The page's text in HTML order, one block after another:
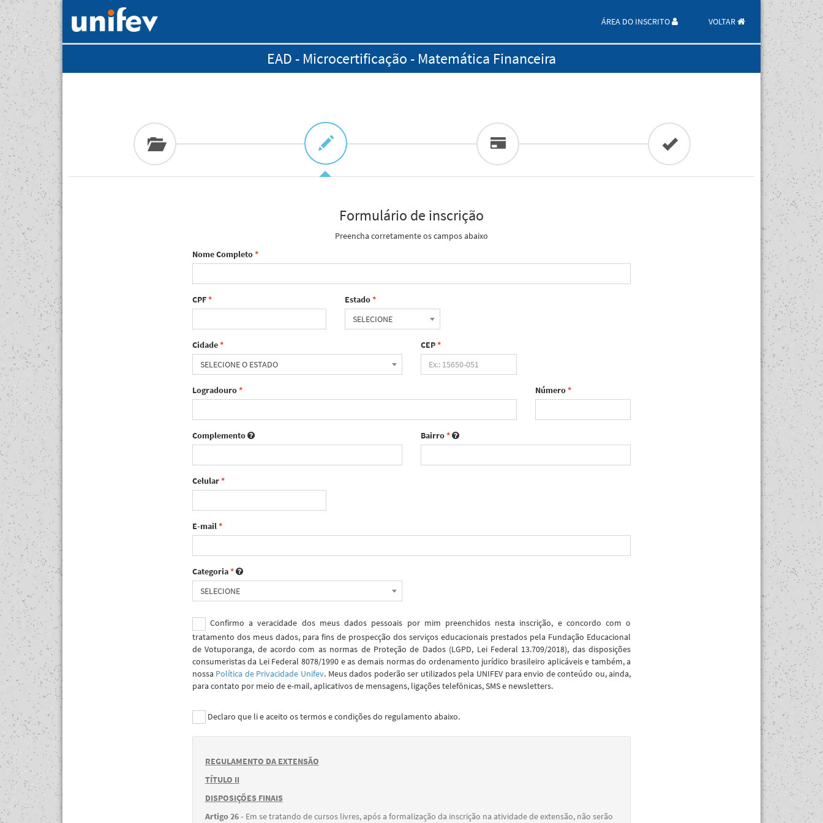
ÁREA DO INSCRITO VOLTAR
EAD - Microcertificação - Matemática Financeira
Formulário de inscrição
Preencha corretamente os campos abaixo
Nome Completo*
CPF* Estado*
SELECIONE
Cidade*
SELECIONE O ESTADO
CEP*
Logradouro* Número*
Complemento Bairro*
Celular*
E-mail*
Categoria*
SELECIONE
Confirmo a veracidade dos meus dados pessoais por mim preenchidos nesta inscrição, e concordo com o
tratamento dos meus dados, para fins de prospecção dos serviços educacionais prestados pela Fundação Educacional
de Votuporanga, de acordo com as normas de Proteção de Dados (LGPD, Lei Federal 13.709/2018), das disposições
consumeristas da Lei Federal 8078/1990 e as demais normas do ordenamento jurídico brasileiro aplicáveis e também, a
nossa Política de Privacidade Unifev. Meus dados poderão ser utilizados pela UNIFEV para envio de conteúdo ou, ainda,
para contato por meio de e-mail, aplicativos de mensagens, ligações telefônicas, SMS e newsletters.
Declaro que li e aceito os termos e condições do regulamento abaixo.
REGULAMENTO DA EXTENSÃO
TÍTULO II
DISPOSIÇÕES FINAIS
Artigo 26 - Em se tratando de cursos livres, após a formalização da inscrição na atividade de extensão, não serão